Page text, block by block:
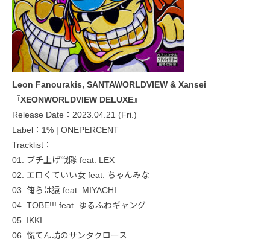
Leon Fanourakis, SANTAWORLDVIEW & Xansei
『XEONWORLDVIEW DELUXE』
Release Date：2023.04.21 (Fri.)
Label：1% | ONEPERCENT
Tracklist：
01. ブチ上げ戦隊 feat. LEX
02. エロくていい女 feat. ちゃんみな
03. 俺らは猿 feat. MIYACHI
04. TOBE!!! feat. ゆるふわギャング
05. IKKI
06. 慌てん坊のサンタクロース